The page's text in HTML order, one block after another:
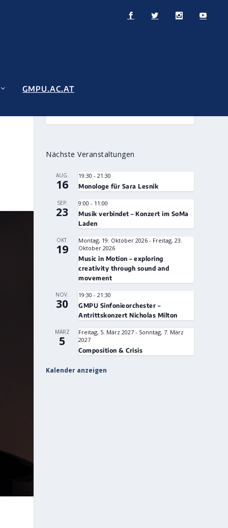
GMPU.AC.AT
Nächste Veranstaltungen
AUG.
16
19:30 -21:30
Monologe für Sara Lesnik
SEP.
23
9:00 - 11:00
Musik verbindet – Konzert im SoMa
Laden
OKT.
19
Montag, 19. Oktober 2026 - Freitag, 23.
Oktober 2026
Music in Motion – exploring
creativity through sound and
movement
NOV.
30
19:30 -21:30
GMPU Sinfonieorchester –
Antrittskonzert Nicholas Milton
MÄRZ
5
Freitag, 5. März 2027 - Sonntag, 7. März
2027
Composition & Crisis
Kalender anzeigen